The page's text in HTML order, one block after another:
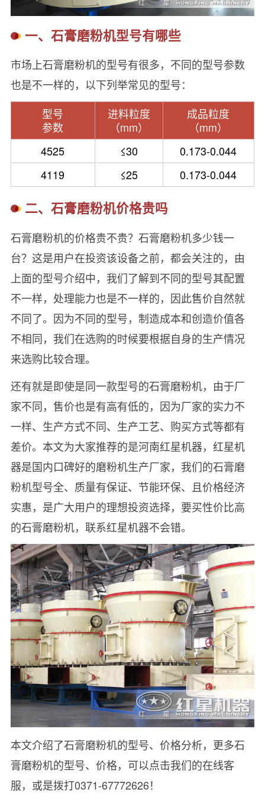
一、石膏磨粉机型号有哪些
市场上石膏磨粉机的型号有很多，不同的型号参数
也是不一样的，以下列举常见的型号：
型号
参数
进料粒度
（mm）
成品粒度
（mm）
4525
≤30
0.173-0.044
4119
≤25 0.173-0.044
二、石膏磨粉机价格贵吗
石膏磨粉机的价格贵不贵？石膏磨粉机多少钱一
台？这是用户在投资该设备之前，都会关注的，由
上面的型号介绍中，我们了解到不同的型号其配置
不一样，处理能力也是不一样的，因此售价自然就
不同了。因为不同的型号，制造成本和创造价值各
不相同，我们在选购的时候要根据自身的生产情况
来选购比较合理。
还有就是即使是同一款型号的石膏磨粉机，由于厂
家不同，售价也是有高有低的，因为厂家的实力不
一样、生产方式不同、生产工艺、购买方式等都有
差价。本文为大家推荐的是河南红星机器，红星机
器是国内口碑好的磨粉机生产厂家，我们的石膏磨
粉机型号全、质量有保证、节能环保、且价格经济
实惠，是广大用户的理想投资选择，要买性价比高
的石膏磨粉机，联系红星机器不会错。
本文介绍了石膏磨粉机的型号、价格分析，更多石
膏磨粉机的型号、价格，可以点击我们的在线客
服，或是拨打0371-67772626！